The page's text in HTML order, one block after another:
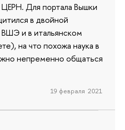
ЦЕРН. Для портала Вышки
в двойной
и в итальянском
на что похожа наука в
непременно общаться
19 февраля 2021